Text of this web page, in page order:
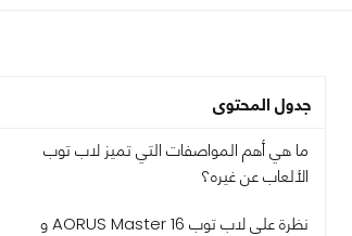
جدول المحتوى
ما هي أهم المواصفات التي تميز لاب توب
الألعاب عن غيره؟
نظرة على لاب توب AORUS Master 16 و